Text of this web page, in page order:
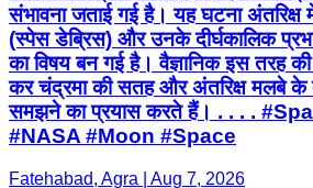
#NASA #Moon #Space
Fatehabad, Agra | Aug 7, 2026